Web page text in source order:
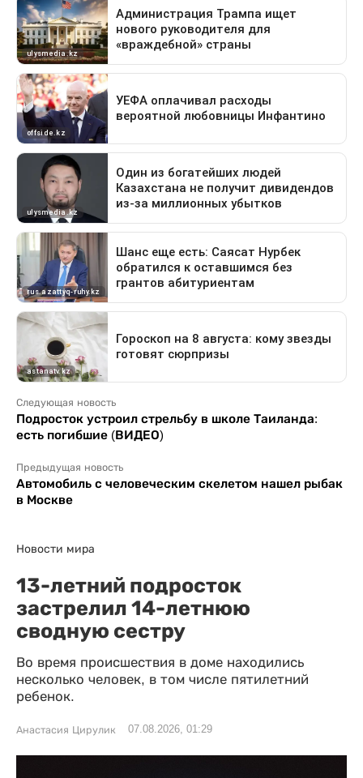
Следующая новость
Подросток устроил стрельбу в школе Таиланда:
есть погибшие (ВИДЕО)
Предыдущая новость
Автомобиль с человеческим скелетом нашел рыбак
в Москве
Новости мира
13-летний подросток
застрелил 14-летнюю
сводную сестру
Во время происшествия в доме находились
несколько человек, в том числе пятилетний
ребенок.
Анастасия Цирулик 07.08.2026, 01:29